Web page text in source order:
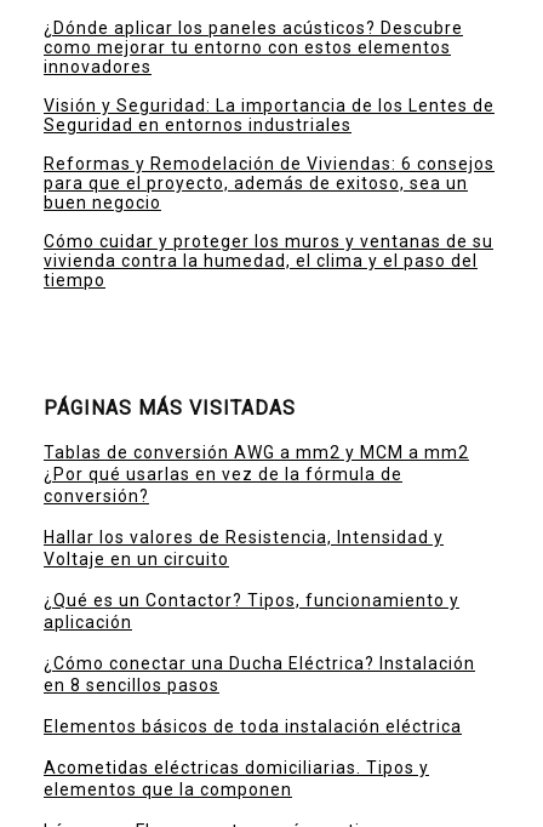
¿Dónde aplicar los paneles acústicos? Descubre
como mejorar tu entorno con estos elementos
innovadores
Visión y Seguridad: La importancia de los Lentes de
Seguridad en entornos industriales
Reformas y Remodelación de Viviendas: 6 consejos
para que el proyecto, además de exitoso, sea un
buen negocio
Cómo cuidar y proteger los muros y ventanas de su
vivienda contra la humedad, el clima y el paso del
tiempo
PÁGINAS MÁS VISITADAS
Tablas de conversión AWG a mm2 y MCM a mm2
¿Por qué usarlas en vez de la fórmula de
conversión?
Hallar los valores de Resistencia, Intensidad y
Voltaje en un circuito
¿Qué es un Contactor? Tipos, funcionamiento y
aplicación
¿Cómo conectar una Ducha Eléctrica? Instalación
en 8 sencillos pasos
Elementos básicos de toda instalación eléctrica
Acometidas eléctricas domiciliarias. Tipos y
elementos que la componen